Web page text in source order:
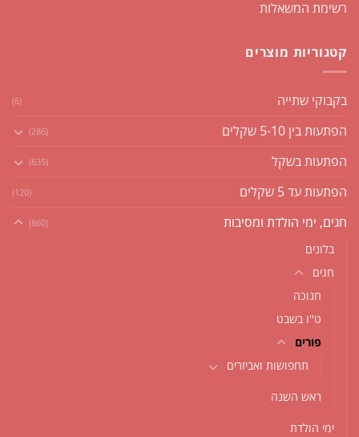
רשימת המשאלות
קטגוריות מוצרים
בקבוקי שתייה (6)
הפתעות בין 5-10 שקלים (286)
הפתעות בשקל (635)
הפתעות עד 5 שקלים (120)
חגים, ימי הולדת ומסיבות (860)
בלונים
חגים
חנוכה
ט''ו בשבט
פורים
תחפושות ואביזרים
ראש השנה
ימי הולדת